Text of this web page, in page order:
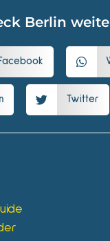
Berlin
Facebook
Twitter